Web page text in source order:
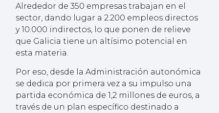
Alrededor de 350 empresas trabajan en el
sector, dando lugar a 2.200 empleos directos
y 10.000 indirectos, lo que ponen de relieve
que Galicia tiene un altísimo potencial en
esta materia.
Por eso, desde la Administración autonómica
se dedica por primera vez a su impulso una
partida económica de 1,2 millones de euros, a
través de un plan específico destinado a